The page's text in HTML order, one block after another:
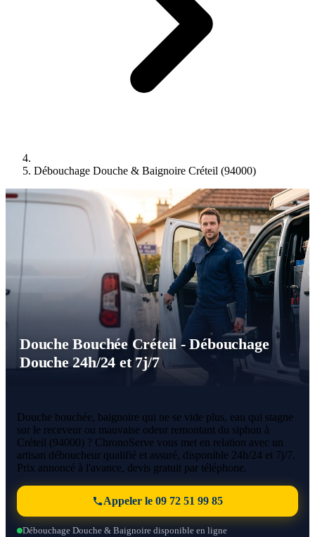
Débouchage Douche & Baignoire Créteil (94000)
Douche Bouchée Créteil - Débouchage
Douche 24h/24 et 7j/7
Douche bouchée, baignoire qui ne se vide plus, eau qui stagne
sur le receveur ou mauvaise odeur remontant du siphon à
Créteil (94000) ? ChronoServe vous met en relation avec un
artisan déboucheur qualifié et assuré, disponible 24h/24 et 7j/7.
Prix annoncé à l'avance, devis gratuit par téléphone.
Appeler le 09 72 51 99 85
Débouchage Douche & Baignoire disponible en ligne